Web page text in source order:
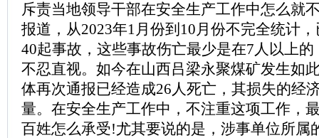
斥责当地领导干部在安全生产工作中怎么就
报道，从2023年1月份到10月份不完全统计
40起事故，这些事故伤亡最少是在7人以上
不忍直视。如今在山西吕梁永聚煤矿发生如
体再次通报已经造成26人死亡，其损失的经
量。在安全生产工作中，不注重这项工作，
百姓怎么承受!尤其要说的是，涉事单位所属